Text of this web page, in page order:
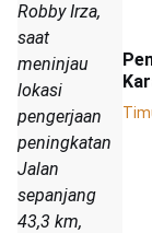
Robby Irza,
saat
meninjau
lokasi
pengerjaan
peningkatan
Jalan
sepanjang
43,3 km,